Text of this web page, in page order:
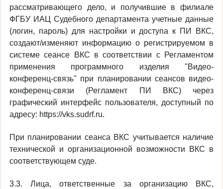
рассматривающего дело, и получившие в филиале
ФГБУ ИАЦ Судебного департамента учетные данные
(логин, пароль) для настройки и доступа к ПИ ВКС,
создают/изменяют информацию о регистрируемом в
системе сеансе ВКС в соответствии с Регламентом
применения программного изделия "Видео-
конференц-связь" при планировании сеансов видео-
конференц-связи (Регламент ПИ ВКС) через
графический интерфейс пользователя, доступный по
адресу: https://vks.sudrf.ru.
При планировании сеанса ВКС учитывается наличие
технической и организационной возможности ВКС в
соответствующем суде.
3.3. Лица, ответственные за организацию ВКС,